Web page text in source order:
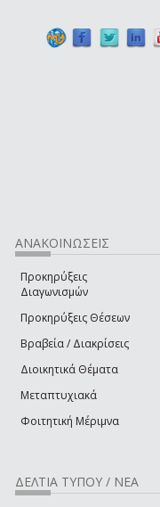
ΑΝΑΚΟΙΝΩΣΕΙΣ
Προκηρύξεις
Διαγωνισμών
Προκηρύξεις Θέσεων
Βραβεία / Διακρίσεις
Διοικητικά Θέματα
Μεταπτυχιακά
Φοιτητική Μέριμνα
ΔΕΛΤΙΑ ΤΥΠΟΥ / ΝΕΑ